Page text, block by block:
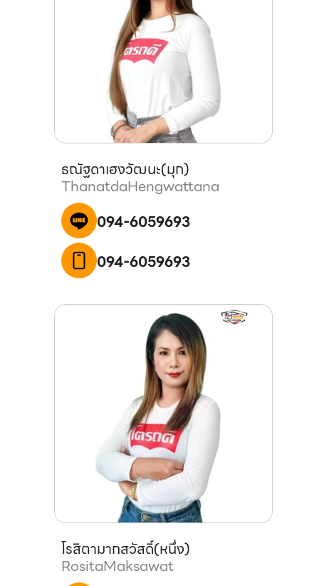
ธณัฐดาเฮงวัฒนะ(มุก)
ThanatdaHengwattana
094-6059693
094-6059693
โรสิตามากสวัสดิ์(หนึ่ง)
RositaMaksawat